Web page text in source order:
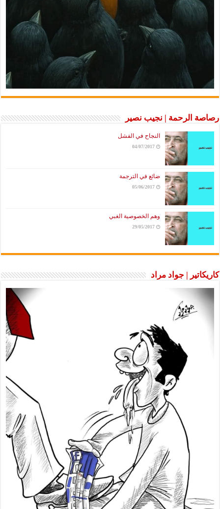
رصاصة الرحمة | نجيب نصير
النجاح في الفشل
04/07/2017
ضائع في الترجمة
05/06/2017
وهم الخصوصية الغبي
29/05/2017
كاريكاتير | جواد مراد